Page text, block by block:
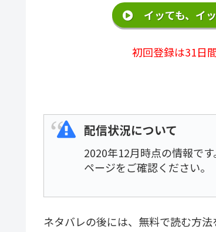
イッても、イ
初回登録は31日
配信状況について
2020年12月時点の情報で
ページをご確認ください。
ネタバレの後には、無料で読む方法